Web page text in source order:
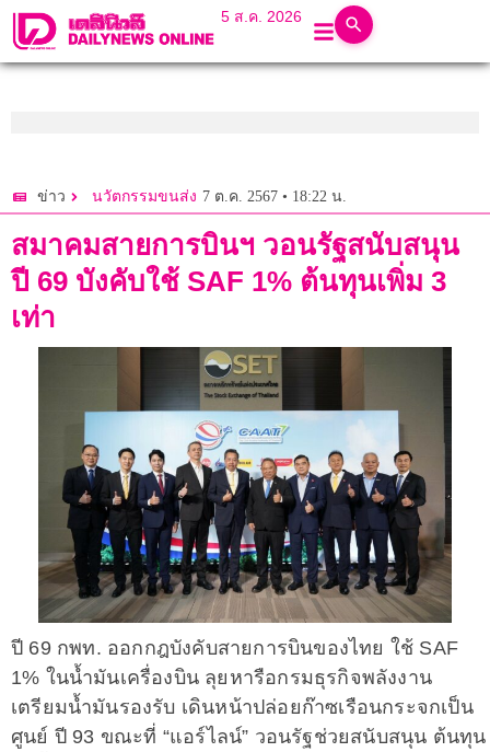
5 ส.ค. 2026
ข่าว นวัตกรรมขนส่ง 7 ต.ค. 2567 • 18:22 น.
สมาคมสายการบินฯ วอนรัฐสนับสนุน
ปี 69 บังคับใช้ SAF 1% ต้นทุนเพิ่ม 3
เท่า
ปี 69 กพท. ออกกฎบังคับสายการบินของไทย ใช้ SAF
1% ในน้ำมันเครื่องบิน ลุยหารือกรมธุรกิจพลังงาน
เตรียมน้ำมันรองรับ เดินหน้าปล่อยก๊าซเรือนกระจกเป็น
ศูนย์ ปี 93 ขณะที่ “แอร์ไลน์” วอนรัฐช่วยสนับสนุน ต้นทุน